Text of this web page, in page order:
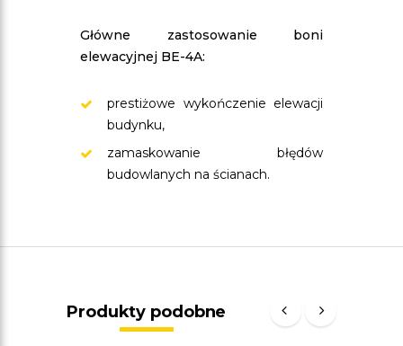
Główne zastosowanie boni
elewacyjnej BE-4A:
prestiżowe wykończenie elewacji
budynku,
zamaskowanie błędów
budowlanych na ścianach.
Produkty podobne